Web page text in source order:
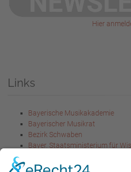
Hier
Links
Bayerische Musikakademie
Bayerischer Musikrat
Bezirk Schwaben
Bayer. Staatsministerium für
Unterricht und Kultus